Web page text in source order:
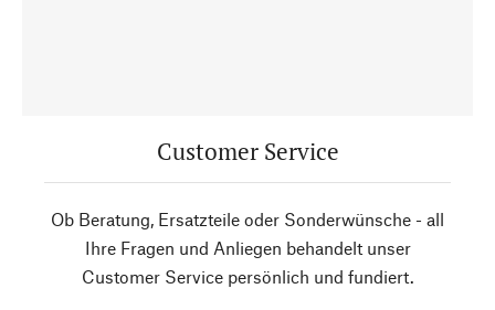
Customer Service
Ob Beratung, Ersatzteile oder Sonderwünsche - all
Ihre Fragen und Anliegen behandelt unser
Customer Service persönlich und fundiert.